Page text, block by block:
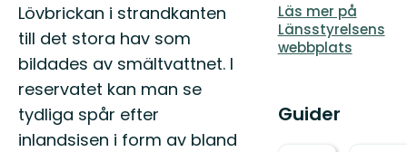
Lövbrickan i strandkanten
till det stora hav som
bildades av smältvattnet. I
reservatet kan man se
tydliga spår efter
inlandsisen i form av bland
Läs mer på
Länsstyrelsens
webbplats
Guider